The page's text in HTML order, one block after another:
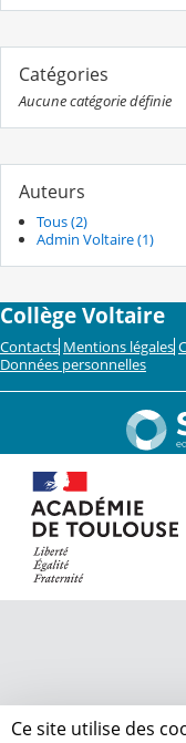
Catégories
Aucune catégorie définie
Auteurs
Tous (2)
Admin Voltaire (1)
Collège Voltaire
Contacts Mentions légales
Données personnelles
Ce site utilise des